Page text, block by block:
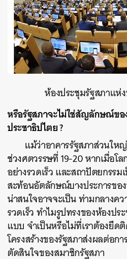
ห้องประชุมรัฐสภาแห่
หรือรัฐสภาจะไม่ใช่สัญลักษณ์ข
ประชาธิปไตย ?
แม้ว่าอาคารรัฐสภาส่วนให
ช่วงศตวรรษที่ 19-20 หากเมื่อโ
อย่างรวดเร็ว และสถาปัตยกรร
สะท้อนอัตลักษณ์บางประการขอ
น่าสนใจอาจจะเป็น ท่ามกลางค
รวดเร็ว ทำไมรูปทรงของห้องป
แบบ จำเป็นหรือไม่ที่เราต้องยึ
โครงสร้างของรัฐสภาส่งผลต่อก
ตัดสินใจของสมาชิกรัฐสภา